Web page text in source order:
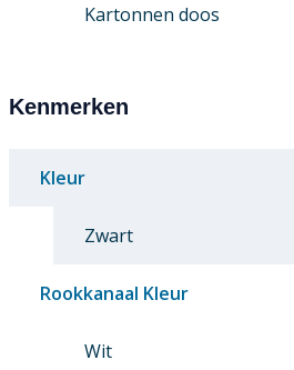
Kartonnen doos
Kenmerken
Kleur
Zwart
Rookkanaal Kleur
Wit